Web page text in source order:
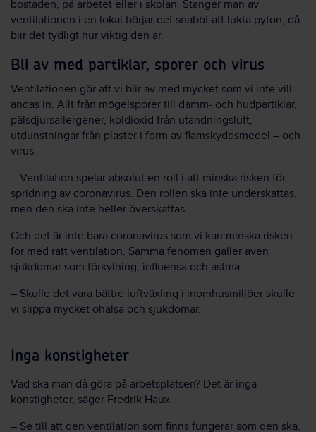
bostaden, på arbetet eller i skolan. Stänger man av
ventilationen i en lokal börjar det snabbt att lukta pyton; då
blir det tydligt hur viktig den är.
Bli av med partiklar, sporer och virus
Ventilationen gör att vi blir av med mycket som vi inte vill
andas in. Allt från mögelsporer till damm- och hudpartiklar,
pälsdjursallergener, koldioxid från utandningsluft,
utdunstningar från plaster i form av flamskyddsmedel – och
virus.
– Ventilation spelar absolut en roll i att minska risken för
spridning av coronavirus. Den rollen ska inte underskattas,
men den ska inte heller överskattas.
Och det är inte bara coronavirus som vi kan minska risken
för med rätt ventilation. Samma fenomen gäller även
sjukdomar som förkylning, influensa och astma.
– Skulle det vara bättre luftväxling i inomhusmiljöer skulle
vi slippa mycket ohälsa och sjukdomar.
Inga konstigheter
Vad ska man då göra på arbetsplatsen? Det är inga
konstigheter, säger Fredrik Haux.
– Se till att den ventilation som finns fungerar som den ska.